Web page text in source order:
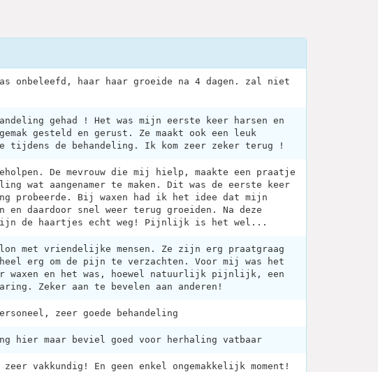
onbeleefd, haar haar groeide na 4 dagen. zal niet
gehad ! Het was mijn eerste keer harsen en
gesteld en gerust. Ze maakt ook een leuk
tijdens de behandeling. Ik kom zeer zeker terug !
De mevrouw die mij hielp, maakte een praatje
wat aangenamer te maken. Dit was de eerste keer
probeerde. Bij waxen had ik het idee dat mijn
en daardoor snel weer terug groeiden. Na deze
zijn de haartjes echt weg! Pijnlijk is het wel...
met vriendelijke mensen. Ze zijn erg praatgraag
erg om de pijn te verzachten. Voor mij was het
waxen en het was, hoewel natuurlijk pijnlijk, een
Zeker aan te bevelen aan anderen!
zeer goede behandeling
hier maar beviel goed voor herhaling vatbaar
zeer vakkundig! En geen enkel ongemakkelijk moment!